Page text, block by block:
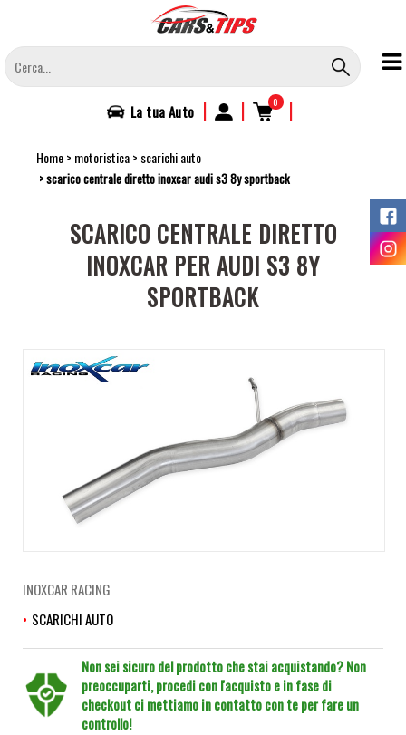
contenuto
principale
La tuaAuto | | 0 |
Home motoristica scarichi auto
scarico centrale diretto inoxcar audi s3 8y sportback
SCARICO CENTRALE DIRETTO
INOXCAR PER AUDI S3 8Y
SPORTBACK
INOXCAR RACING
SCARICHI AUTO
Non sei sicuro del prodotto che stai acquistando? Non
preoccuparti, procedi con l'acquisto e in fase di
checkout ci mettiamo in contatto con te per fare un
controllo!